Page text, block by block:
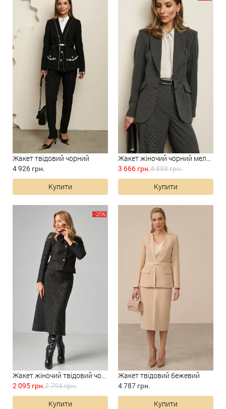
Жакет твідовий чорний
4 926 грн.
Купити
Жакет жіночий чорний меланж
3 666 грн.4 888 грн.
Купити
Жакет жіночий твідовий чорни...
2 095 грн.2 794 грн.
Купити
Жакет твідовий бежевий
4 787 грн.
Купити